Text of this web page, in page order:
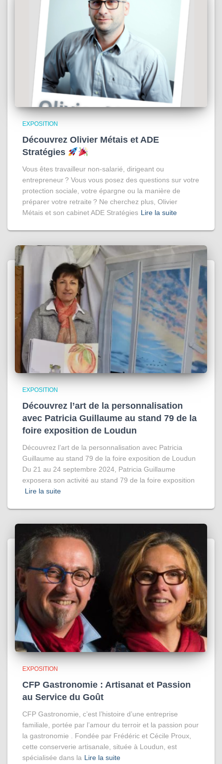
EXPOSITION
Découvrez Olivier Métais et ADE
Stratégies
Vous êtes travailleur non-salarié, dirigeant ou
entrepreneur ? Vous vous posez des questions sur votre
protection sociale, votre épargne ou la manière de
préparer votre retraite ? Ne cherchez plus, Olivier
Métais et son cabinet ADE Stratégies Lire la suite
EXPOSITION
Découvrez l’art de la personnalisation
avec Patricia Guillaume au stand 79 de la
foire exposition de Loudun
Découvrez l’art de la personnalisation avec Patricia
Guillaume au stand 79 de la foire exposition de Loudun
Du 21 au 24 septembre 2024, Patricia Guillaume
exposera son activité au stand 79 de la foire exposition
Lire la suite
EXPOSITION
CFP Gastronomie : Artisanat et Passion
au Service du Goût
CFP Gastronomie, c’est l’histoire d’une entreprise
familiale, portée par l’amour du terroir et la passion pour
la gastronomie . Fondée par Frédéric et Cécile Proux,
cette conserverie artisanale, située à Loudun, est
spécialisée dans la Lire la suite